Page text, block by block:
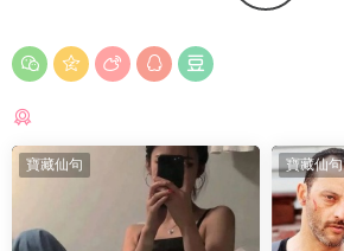
寶藏仙句 寶藏仙句